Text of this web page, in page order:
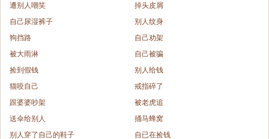
遭别人嘲笑
掉头皮屑
自己尿湿裤子
别人纹身
狗挡路
自己劝架
被大雨淋
自己被骗
捡到假钱
别人给钱
猫咬自己
戒指碎了
跟婆婆吵架
被老虎追
送伞给别人
捅马蜂窝
别人穿了自己的鞋子
自已在捡钱